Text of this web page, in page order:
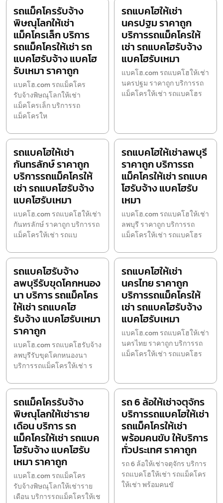
รถแม็คโครรับจ้าง
พิษณุโลกให้เช่า
แม็คโครเล็ก บริการ
รถแม็คโครให้เช่า รถ
แบคโฮรับจ้าง แบคโฮ
รับเหมา ราคาถูก
แบคโฮ.com รถแม็คโคร
รับจ้างพิษณุโลกให้เช่า
แม็คโครเล็ก บริการรถ
แม็คโครให
รถแบคโฮให้เช่า
นครปฐม ราคาถูก
บริการรถแม็คโครให้
เช่า รถแบคโฮรับจ้าง
แบคโฮรับเหมา
แบคโฮ.com รถแบคโฮให้เช่า
นครปฐม ราคาถูก บริการรถ
แม็คโครให้เช่า รถแบคโฮร
รถแบคโฮให้เช่า
กันทรลักษ์ ราคาถูก
บริการรถแม็คโครให้
เช่า รถแบคโฮรับจ้าง
แบคโฮรับเหมา
แบคโฮ.com รถแบคโฮให้เช่า
กันทรลักษ์ ราคาถูก บริการรถ
แม็คโครให้เช่า รถแบ
รถแบคโฮให้เช่าลพบุรี
ราคาถูก บริการรถ
แม็คโครให้เช่า รถแบค
โฮรับจ้าง แบคโฮรับ
เหมา
แบคโฮ.com รถแบคโฮให้เช่า
ลพบุรี ราคาถูก บริการรถ
แม็คโครให้เช่า รถแบคโฮร
รถแบคโฮรับจ้าง
ลพบุรีรับขุดโคกหนอง
นา บริการ รถแม็คโคร
ให้เช่า รถแบคโฮ
รับจ้าง แบคโฮรับเหมา
ราคาถูก
แบคโฮ.com รถแบคโฮรับจ้าง
ลพบุรีรับขุดโคกหนองนา
บริการรถแม็คโครให้เช่า ร
รถแบคโฮให้เช่า
นครไทย ราคาถูก
บริการรถแม็คโครให้
เช่า รถแบคโฮรับจ้าง
แบคโฮรับเหมา
แบคโฮ.com รถแบคโฮให้เช่า
นครไทย ราคาถูก บริการรถ
แม็คโครให้เช่า รถแบคโฮร
รถแม็คโครรับจ้าง
พิษณุโลกให้เช่าราย
เดือน บริการ รถ
แม็คโครให้เช่า รถแบค
โฮรับจ้าง แบคโฮรับ
เหมา ราคาถูก
แบคโฮ.com รถแม็คโคร
รับจ้างพิษณุโลกให้เช่าราย
เดือน บริการรถแม็คโครให้เช
รถ 6 ล้อให้เช่าจตุจักร
บริการรถแบคโฮให้เช่า
รถแม็คโครให้เช่า
พร้อมคนขับ ให้บริการ
ทั่วประเทศ ราคาถูก
รถ 6 ล้อให้เช่าจตุจักร บริการ
รถแบคโฮให้เช่า รถแม็คโคร
ให้เช่า พร้อมคนขั